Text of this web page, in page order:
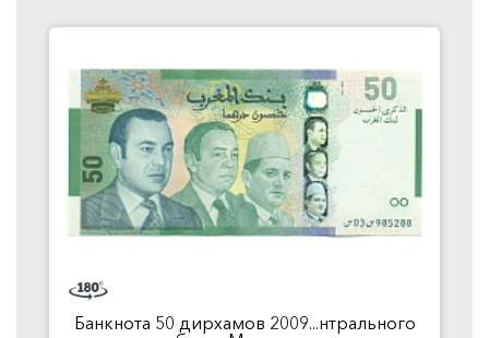
Банкнота 50 дирхамов 2009...нтрального